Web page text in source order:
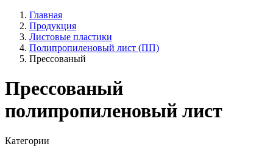
Главная
Продукция
Листовые пластики
Полипропиленовый лист (ПП)
Прессованый
Прессованый
полипропиленовый лист
Категории